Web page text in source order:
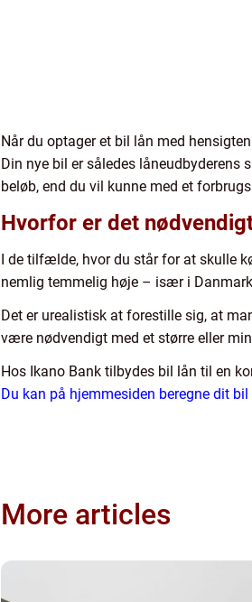
Når du optager et bil lån med
Din nye bil er således låneudbyderens
beløb, end du vil kunne med et
Hvorfor er det
I de tilfælde, hvor du står for at skulle
nemlig temmelig høje – især i
Det er urealistisk at forestille sig, at
være nødvendigt med et større eller
Hos Ikano Bank tilbydes bil lån til en
Du kan på hjemmesiden beregne dit
More articles